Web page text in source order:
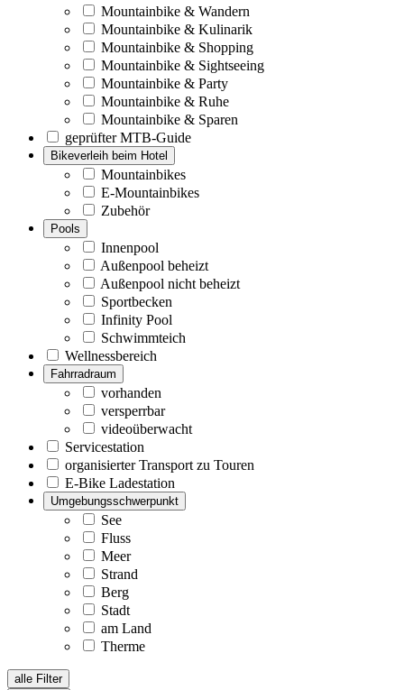
Mountainbike & Wandern
Mountainbike & Kulinarik
Mountainbike & Shopping
Mountainbike & Sightseeing
Mountainbike & Party
Mountainbike & Ruhe
Mountainbike & Sparen
geprüfter MTB-Guide
Bikeverleih beim Hotel
Mountainbikes
E-Mountainbikes
Zubehör
Pools
Innenpool
Außenpool beheizt
Außenpool nicht beheizt
Sportbecken
Infinity Pool
Schwimmteich
Wellnessbereich
Fahrradraum
vorhanden
versperrbar
videoüberwacht
Servicestation
organisierter Transport zu Touren
E-Bike Ladestation
Umgebungsschwerpunkt
See
Fluss
Meer
Strand
Berg
Stadt
am Land
Therme
alle Filter